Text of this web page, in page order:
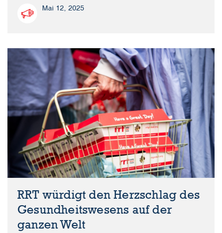
Mai 12, 2025
RRT würdigt den Herzschlag des
Gesundheitswesens auf der
ganzen Welt